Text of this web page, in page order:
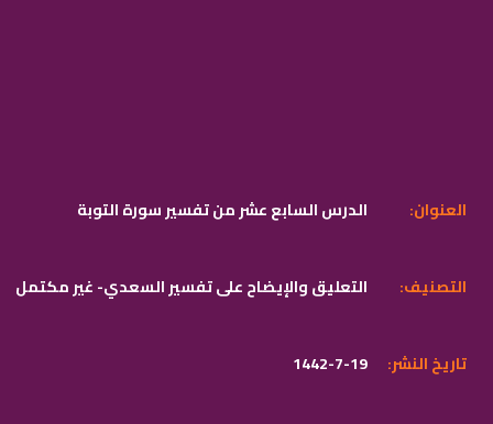
الدرس السابع عشر من تفسير سورة التوبة :العنوان
التعليق والإيضاح على تفسير السعدي- غير مكتمل :التصنيف
1442-7-19 :تاريخ النشر